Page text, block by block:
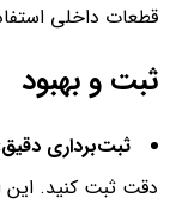
قطعات داخلی
ثبت و بهبود
ثبت‌برداری
دقت ثبت کنید.